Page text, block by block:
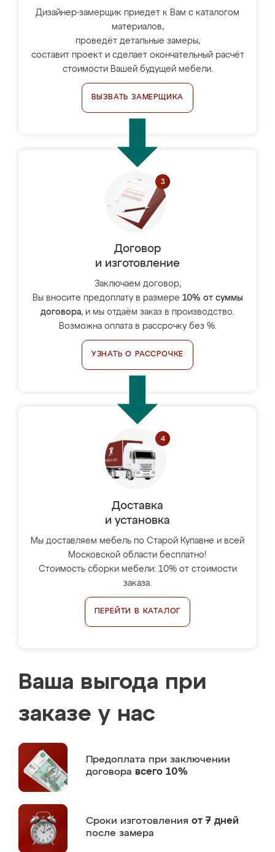
Дизайнер-замерщик приедет к Вам с каталогом
материалов,
проведёт детальные замеры,
составит проект и сделает окончательный расчёт
стоимости Вашей будущей мебели.
ВЫЗВАТЬ ЗАМЕРЩИКА
Договор
и изготовление
Заключаем договор,
Вы вносите предоплату в размере 10% от суммы
договора, и мы отдаём заказ в производство.
Возможна оплата в рассрочку без %.
УЗНАТЬ О РАССРОЧКЕ
Доставка
и установка
Мы доставляем мебель по Старой Купавне и всей
Московской области бесплатно!
Стоимость сборки мебели: 10% от стоимости
заказа.
ПЕРЕЙТИ В КАТАЛОГ
Ваша выгода при
заказе у нас
Предоплата при заключении
договора всего 10%
Сроки изготовления от 7 дней
после замера